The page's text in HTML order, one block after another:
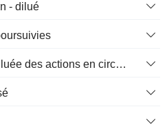
- dilué
Moyenne pondérée diluée des actions en circulation